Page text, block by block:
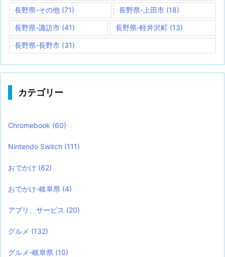
長野県-その他 (71) 長野県-上田市(18)
長野県-諏訪市 (41) 長野県-軽井沢町 (13)
長野県-長野市 (31)
カテゴリー
Chromebook (60)
Nintendo Switch (111)
おでかけ (62)
おでかけ-岐阜県 (4)
アプリ、サービス (20)
グルメ (132)
グルメ-岐阜県 (10)